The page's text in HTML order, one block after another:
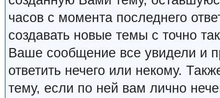
часов с момента последнего
создавать новые темы с точно
Ваше сообщение все увидели и
ответить нечего или некому.
тему, если по ней вам лично